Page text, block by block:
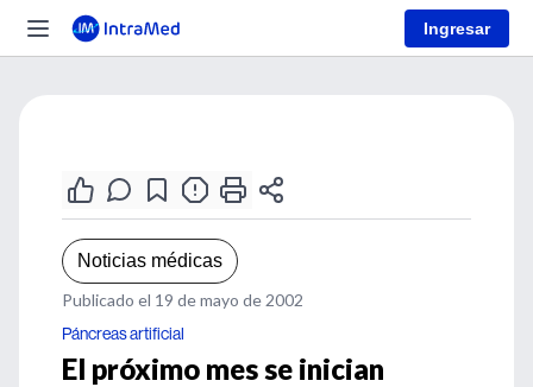
Ingresar
Noticias médicas
Publicado el 19 de mayo de 2002
Páncreas artificial
El próximo mes se inician